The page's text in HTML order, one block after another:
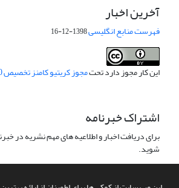
آخرین اخبار
فهرست منابع انگلیسی1398-12-16
این کار مجوز دارد تحتمجوز کریتیو کامنز تخصیص 4.0 بین‌المللی
اشتراک خبرنامه
برای دریافت اخبار و اطلاعیه های مهم نشریه در
شوید.